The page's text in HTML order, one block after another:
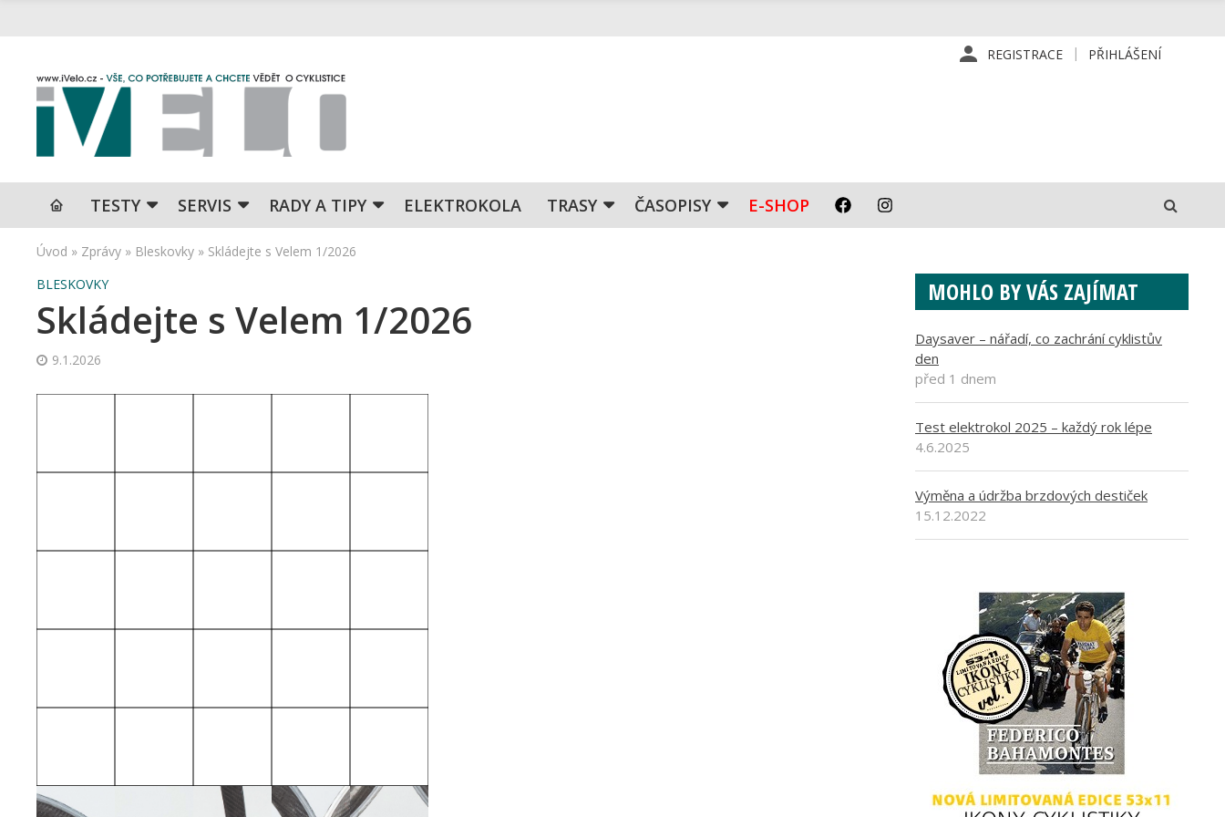
REGISTRACE PŘIHLÁŠENÍ
TESTY SERVIS RADY A TIPY ELEKTROKOLA TRASY ČASOPISY E-SHOP
Úvod » Zprávy » Bleskovky » Skládejte s Velem 1/2026
BLESKOVKY
Skládejte s Velem 1/2026
9.1.2026
MOHLO BY VÁS ZAJÍMAT
Daysaver – nářadí, co zachrání cyklistův
den
před 1 dnem
Test elektrokol 2025 – každý rok lépe
4.6.2025
Výměna a údržba brzdových destiček
15.12.2022